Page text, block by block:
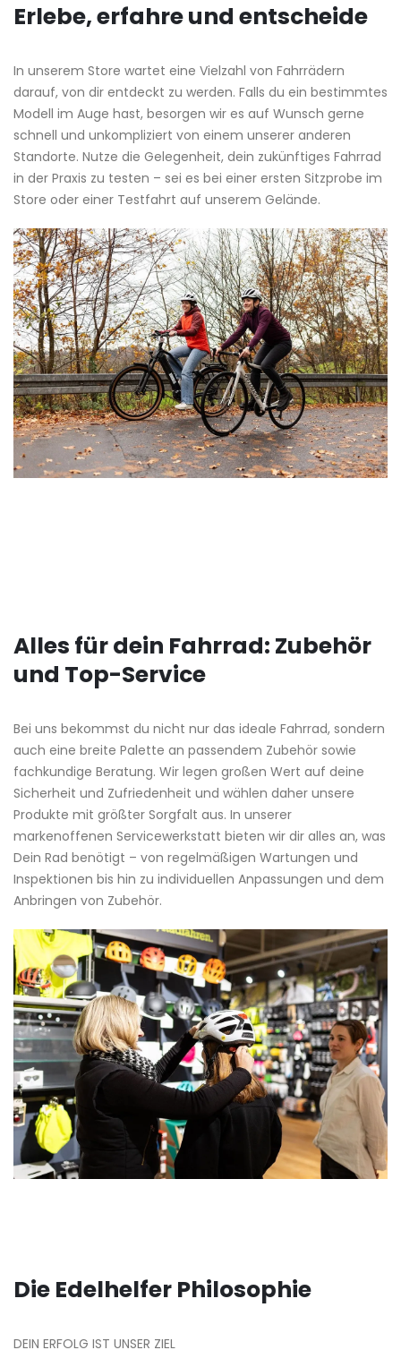
Erlebe, erfahre und entscheide
In unserem Store wartet eine Vielzahl von Fahrrädern
darauf, von dir entdeckt zu werden. Falls du ein bestimmtes
Modell im Auge hast, besorgen wir es auf Wunsch gerne
schnell und unkompliziert von einem unserer anderen
Standorte. Nutze die Gelegenheit, dein zukünftiges Fahrrad
in der Praxis zu testen – sei es bei einer ersten Sitzprobe im
Store oder einer Testfahrt auf unserem Gelände.
Alles für dein Fahrrad: Zubehör
und Top-Service
Bei uns bekommst du nicht nur das ideale Fahrrad, sondern
auch eine breite Palette an passendem Zubehör sowie
fachkundige Beratung. Wir legen großen Wert auf deine
Sicherheit und Zufriedenheit und wählen daher unsere
Produkte mit größter Sorgfalt aus. In unserer
markenoffenen Servicewerkstatt bieten wir dir alles an, was
Dein Rad benötigt – von regelmäßigen Wartungen und
Inspektionen bis hin zu individuellen Anpassungen und dem
Anbringen von Zubehör.
Die Edelhelfer Philosophie
DEIN ERFOLG IST UNSER ZIEL